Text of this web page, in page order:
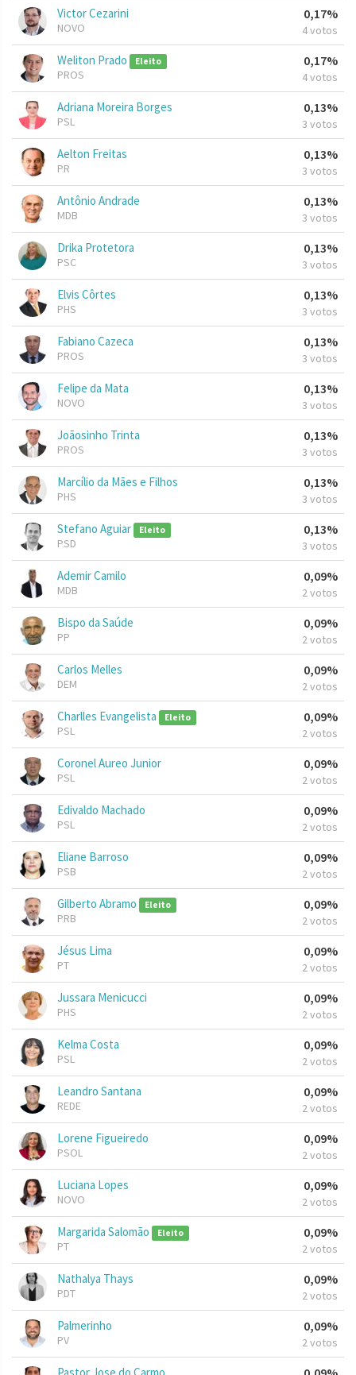
Victor Cezarini
NOVO
0,17%
4 votos
Weliton Prado Eleito
PROS
0,17%
4 votos
Adriana Moreira Borges
PSL
0,13%
3 votos
Aelton Freitas
PR
0,13%
3 votos
Antônio Andrade
MDB
0,13%
3 votos
Drika Protetora
PSC
0,13%
3 votos
Elvis Côrtes
PHS
0,13%
3 votos
Fabiano Cazeca
PROS
0,13%
3 votos
Felipe da Mata
NOVO
0,13%
3 votos
Joãosinho Trinta
PROS
0,13%
3 votos
Marcílio da Mães e Filhos
PHS
0,13%
3 votos
Stefano Aguiar Eleito
PSD
0,13%
3 votos
Ademir Camilo
MDB
0,09%
2 votos
Bispo da Saúde
PP
0,09%
2 votos
Carlos Melles
DEM
0,09%
2 votos
Charlles Evangelista Eleito
PSL
0,09%
2 votos
Coronel Aureo Junior
PSL
0,09%
2 votos
Edivaldo Machado
PSL
0,09%
2 votos
Eliane Barroso
PSB
0,09%
2 votos
Gilberto Abramo Eleito
PRB
0,09%
2 votos
Jésus Lima
PT
0,09%
2 votos
Jussara Menicucci
PHS
0,09%
2 votos
Kelma Costa
PSL
0,09%
2 votos
Leandro Santana
REDE
0,09%
2 votos
Lorene Figueiredo
PSOL
0,09%
2 votos
Luciana Lopes
NOVO
0,09%
2 votos
Margarida Salomão Eleito
PT
0,09%
2 votos
Nathalya Thays
PDT
0,09%
2 votos
Palmerinho
PV
0,09%
2 votos